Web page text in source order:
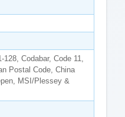
Codabar, Code 11,
Postal Code, China
MSI/Plessey &